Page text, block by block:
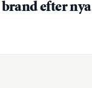
efter nya